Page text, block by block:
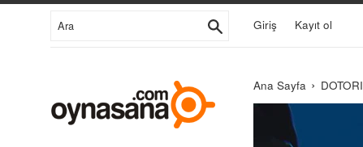
İçeriğe
Giriş Kayıt ol
Ana Sayfa › DOTORI